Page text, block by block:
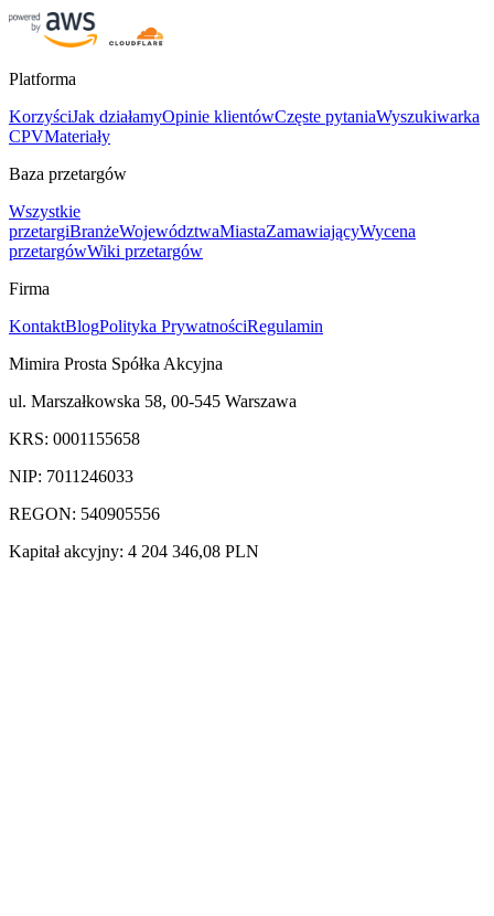
Platforma
KorzyściJak działamyOpinie klientówCzęste pytaniaWyszukiwarka
CPVMateriały
Baza przetargów
Wszystkie
przetargiBranżeWojewództwaMiastaZamawiającyWycena
przetargówWiki przetargów
Firma
KontaktBlogPolityka PrywatnościRegulamin
Mimira Prosta Spółka Akcyjna
ul. Marszałkowska 58, 00-545 Warszawa
KRS: 0001155658
NIP: 7011246033
REGON: 540905556
Kapitał akcyjny: 4 204 346,08 PLN